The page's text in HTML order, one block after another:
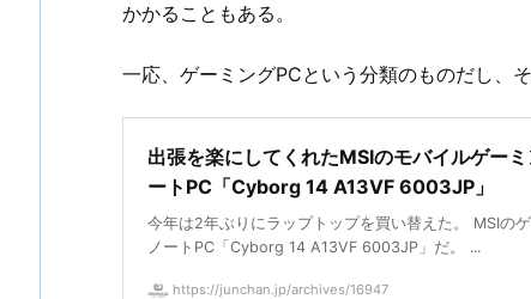
かかることもある。
一応、ゲーミングPCという分類のものだし、
出張を楽にしてくれたMSIのモバイルゲーミ
ートPC「Cyborg 14 A13VF 6003JP」
今年は2年ぶりにラップトップを買い替えた。 MSIの
ノートPC「Cyborg 14 A13VF 6003JP」だ。 ...
https://junchan.jp/archives/16947